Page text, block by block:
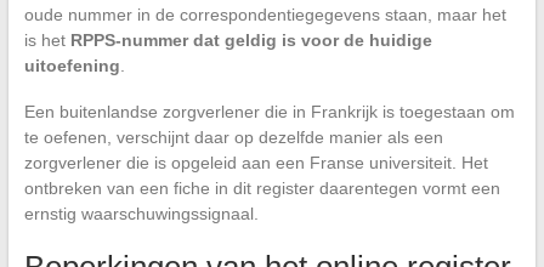
oude nummer in de correspondentiegegevens staan, maar het
is het RPPS-nummer dat geldig is voor de huidige
uitoefening
Een buitenlandse zorgverlener die in Frankrijk is toegestaan om
te oefenen, verschijnt daar op dezelfde manier als een
zorgverlener die is opgeleid aan een Franse universiteit. Het
ontbreken van een fiche in dit register daarentegen vormt een
ernstig waarschuwingssignaal.